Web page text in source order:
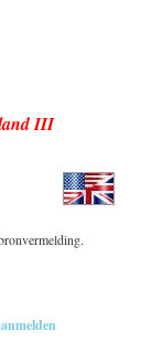
III